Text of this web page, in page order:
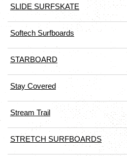
SLIDE SURFSKATE
Softech Surfboards
STARBOARD
Stay Covered
Stream Trail
STRETCH SURFBOARDS